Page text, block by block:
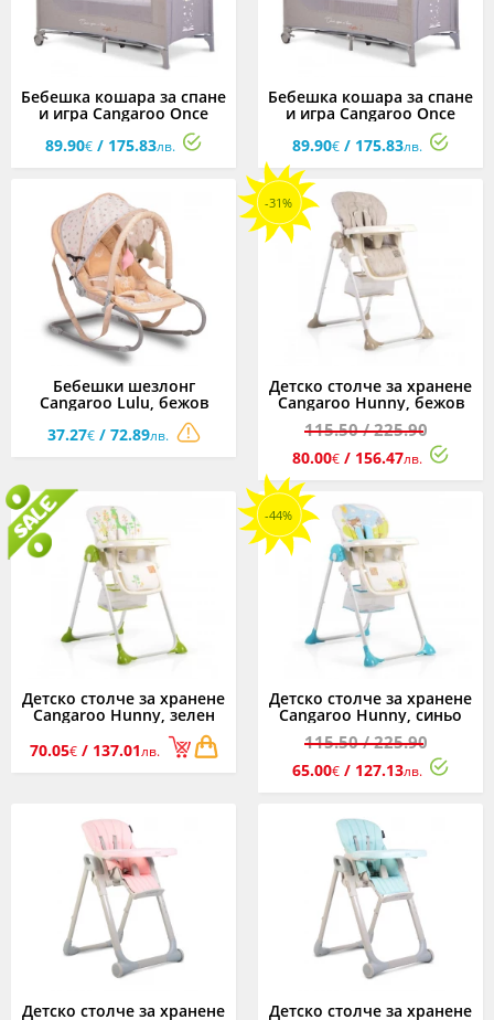
Бебешка кошара за спане
и игра Cangaroo Once
upon a time, 3 нива,
розова
89.90€ / 175.83лв.
Бебешка кошара за спане
и игра Cangaroo Once
upon a time, 3 нива, сива
89.90€ / 175.83лв.
Бебешки шезлонг
Cangaroo Lulu, бежов
37.27€/ 72.89лв.
-31%
Детско столче за хранене
Cangaroo Hunny, бежов
115.50/ 225.90
80.00€ / 156.47лв.
Детско столче за хранене
Cangaroo Hunny, зелен
70.05€/ 137.01лв.
-44%
Детско столче за хранене
Cangaroo Hunny, синьо
115.50/ 225.90
65.00€ / 127.13лв.
Детско столче за хранене Детско столче за хранене